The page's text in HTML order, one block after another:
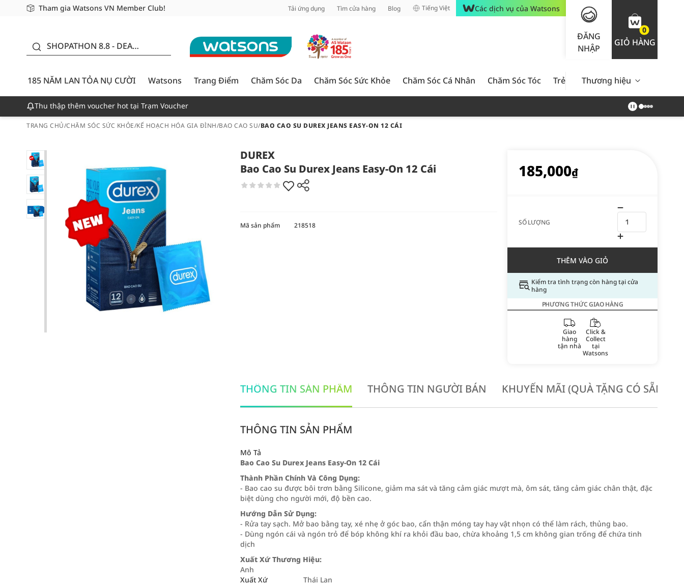
Tham gia Watsons VN Member Club!
Miễn phí giao hàng cho đơn hàng từ 249,000Đ
Giao hàng nhanh 24h - Áp dụng khu vực TP. Hồ Chí Minh Tải ứng dụng Tìm cửa hàng Blog Tiếng Việt Các dịch vụ của Watsons
ĐĂNG
NHẬP
0
GIỎ HÀNG
SHOPATHON 8.8 - DEAL
CƯỜI - GIẢM ĐẾN 50%
185 NĂM LAN TỎA NỤ CƯỜI Watsons Trang Điểm Chăm Sóc Da Chăm Sóc Sức Khỏe Chăm Sóc Cá Nhân Chăm Sóc Tóc Trẻ Em Nam Giới Chăm Sóc
Thương hiệu
Thu thập thêm voucher hot tại Trạm Voucher
TRANG CHỦ/CHĂM SÓC SỨC KHỎE/KẾ HOẠCH HÓA GIA ĐÌNH/BAO CAO SU/BAO CAO SU DUREX JEANS EASY-ON 12 CÁI
DUREX
Bao Cao Su Durex Jeans Easy-On 12 Cái
185,000₫
SỐ LƯỢNG
THÊM VÀO GIỎ
Kiểm tra tình trạng còn hàng tại cửa
hàng
PHƯƠNG THỨC GIAO HÀNG
Giao
hàng
tận nhà
Click &
Collect
tại
Watsons
Mã sản phẩm 218518
THÔNG TIN SẢN PHẨM THÔNG TIN NGƯỜI BÁN KHUYẾN MÃI (QUÀ TẶNG CÓ SẴN
THÔNG TIN SẢN PHẨM
Mô Tả
Bao Cao Su Durex Jeans Easy-On 12 Cái
Thành Phần Chính Và Công Dụng:
- Bao cao su được bôi trơn bằng Silicone, giảm ma sát và tăng cảm giác mượt mà, ôm sát, tăng cảm giác chân thật, đặc
biệt dùng cho người mới, độ bền cao.
Hướng Dẫn Sử Dụng:
- Rửa tay sạch. Mở bao bằng tay, xé nhẹ ở góc bao, cẩn thận móng tay hay vật nhọn có thể làm rách, thủng bao.
- Dùng ngón cái và ngón trỏ để bóp không khí ra khỏi đầu bao, chừa khoảng 1,5 cm không gian trống để chứa tinh
dịch
Xuất Xứ Thương Hiệu:
Anh
Xuất Xứ
Thái Lan